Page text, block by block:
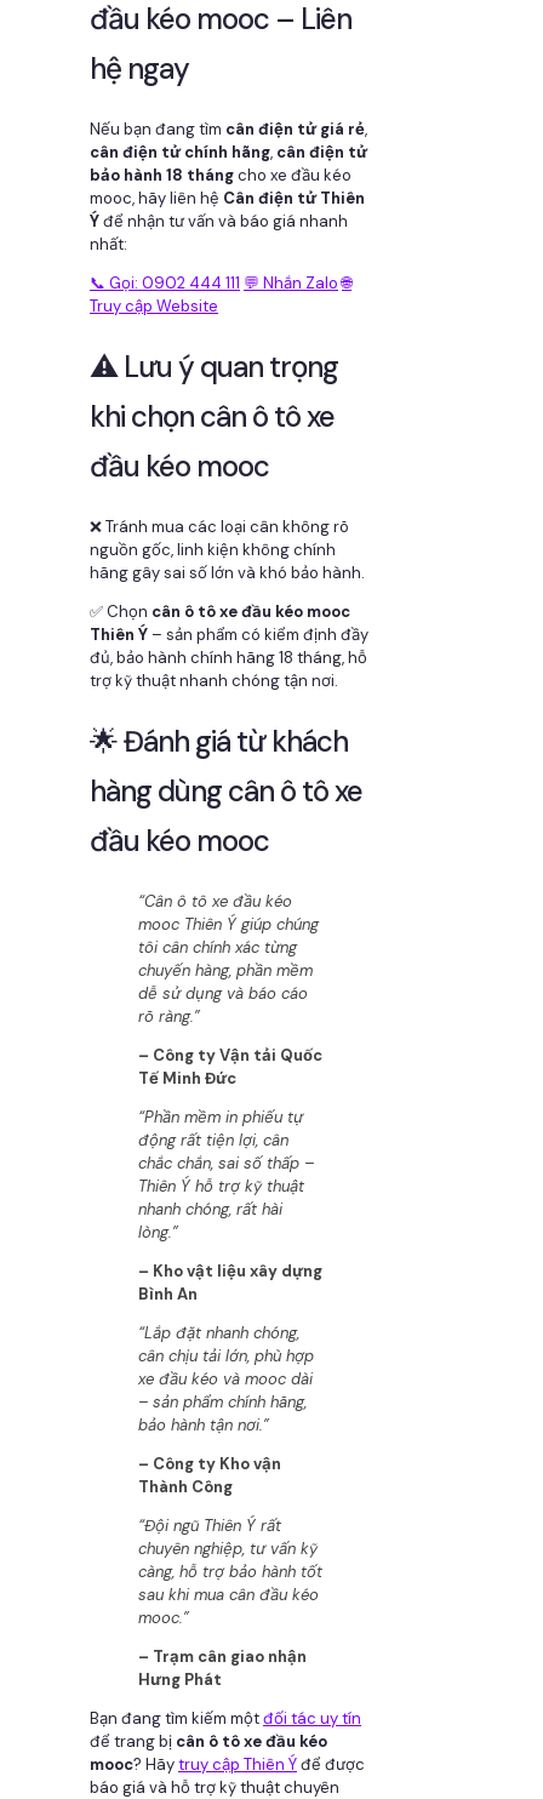
đầu kéo mooc – Liên
hệ ngay
Nếu bạn đang tìm cân điện tử giá rẻ,
cân điện tử chính hãng, cân điện tử
bảo hành 18 thángcho xe đầu kéo
mooc, hãy liên hệ Cân điện tử Thiên
Ýđể nhận tư vấn và báo giá nhanh
nhất:
📞 Gọi: 0902 444 111 💬 Nhắn Zalo 🌐
Truy cập Website
⚠️ Lưu ý quan trọng
khi chọn cân ô tô xe
đầu kéo mooc
❌ Tránh mua các loại cân không rõ
nguồn gốc, linh kiện không chính
hãng gây sai số lớn và khó bảo hành.
✅ Chọn cân ô tô xe đầu kéo mooc
Thiên Ý – sản phẩm có kiểm định đầy
đủ, bảo hành chính hãng 18 tháng, hỗ
trợ kỹ thuật nhanh chóng tận nơi.
🌟 Đánh giá từ khách
hàng dùng cân ô tô xe
đầu kéo mooc
“Cân ô tô xe đầu kéo
mooc Thiên Ý giúp chúng
tôi cân chính xác từng
chuyến hàng, phần mềm
dễ sử dụng và báo cáo
rõ ràng.”
– Công ty Vận tải Quốc
Tế Minh Đức
“Phần mềm in phiếu tự
động rất tiện lợi, cân
chắc chắn, sai số thấp –
Thiên Ý hỗ trợ kỹ thuật
nhanh chóng, rất hài
lòng.”
– Kho vật liệu xây dựng
Bình An
“Lắp đặt nhanh chóng,
cân chịu tải lớn, phù hợp
xe đầu kéo và mooc dài
– sản phẩm chính hãng,
bảo hành tận nơi.”
– Công ty Kho vận
Thành Công
“Đội ngũ Thiên Ý rất
chuyên nghiệp, tư vấn kỹ
càng, hỗ trợ bảo hành tốt
sau khi mua cân đầu kéo
mooc.”
– Trạm cân giao nhận
Hưng Phát
Bạn đang tìm kiếm mộtđối tác uy tín
để trang bị cân ô tô xe đầu kéo
mooc? Hãytruy cập Thiên Ýđể được
báo giá và hỗ trợ kỹ thuật chuyên